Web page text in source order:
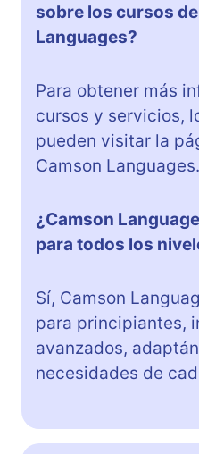
sobre los cursos
Languages?
Para obtener más
cursos y servicios,
pueden visitar la
Camson Languages.
¿Camson
para todos los
Sí, Camson
para principiantes,
avanzados,
necesidades de